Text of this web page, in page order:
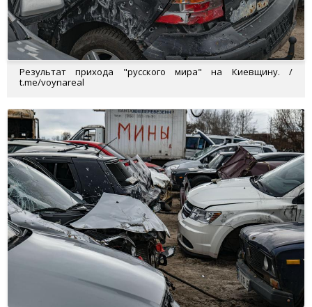
Результат прихода "русского мира" на Киевщину. /
t.me/voynareal